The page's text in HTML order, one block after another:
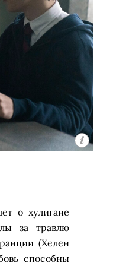
о хулигане
за травлю
(Хелен
способны